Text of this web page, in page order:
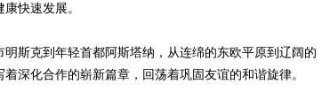
快速发展。
克到年轻首都阿斯塔纳，从连绵的东欧平原到辽阔的
深化合作的崭新篇章，回荡着巩固友谊的和谐旋律。